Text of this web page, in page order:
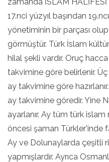
17.nci yüzyıl başından
yönetiminin bir parçası
görmüştür. Türk İslam
hilal şekli vardır. Oruç
takvimine göre belirlenir.
ay takvimine göre
ay takvimine göredir. Yine
ayarlanır. Ay tüm türk
öncesi şaman Türkler’inde
Ay ve Dolunaylarda çeşitli
yapmışlardır. Ayrıca